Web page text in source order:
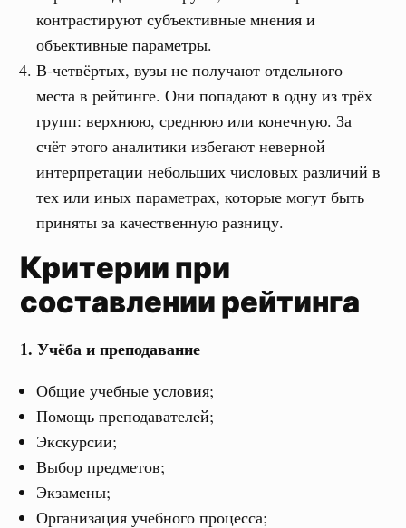
контрастируют субъективные мнения и
объективные параметры.
В-четвёртых, вузы не получают отдельного
места в рейтинге. Они попадают в одну из трёх
групп: верхнюю, среднюю или конечную. За
счёт этого аналитики избегают неверной
интерпретации небольших числовых различий в
тех или иных параметрах, которые могут быть
приняты за качественную разницу.
Критерии при
составлении рейтинга
1. Учёба и преподавание
Общие учебные условия;
Помощь преподавателей;
Экскурсии;
Выбор предметов;
Экзамены;
Организация учебного процесса;